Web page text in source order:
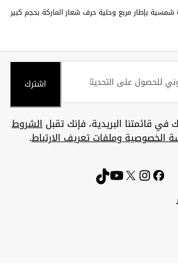
شمسية بإطار مربع وحلية حرف شعار الماركة بحجم كبير
اشترك
في قائمتنا البريدية، فإنك تقبلالشروط
الخصوصية وملفات تعريف الارتباط.